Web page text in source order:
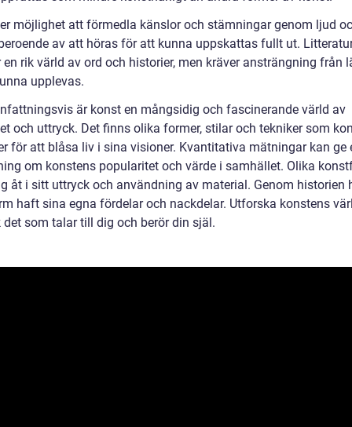
möjlighet att förmedla känslor och stämningar genom ljud
av att höras för att kunna uppskattas fullt ut.
en rik värld av ord och historier, men kräver ansträngning från
upplevas.
är konst en mångsidig och fascinerande värld av
och uttryck. Det finns olika former, stilar och tekniker som
för att blåsa liv i sina visioner. Kvantitativa mätningar kan ge
om konstens popularitet och värde i samhället. Olika
åt i sitt uttryck och användning av material. Genom historien
haft sina egna fördelar och nackdelar. Utforska konstens
det som talar till dig och berör din själ.